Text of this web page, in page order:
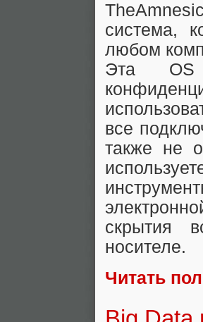
система,
любом
Эта OS
все
также не
скрытия
носителе.
Читать